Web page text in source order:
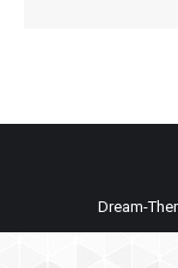
Dream-